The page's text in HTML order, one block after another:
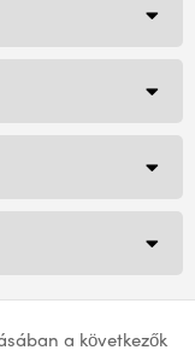
a következők